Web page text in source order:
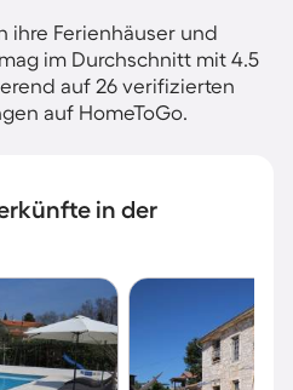
ihre Ferienhäuser und
im Durchschnitt mit 4.5
auf 26 verifizierten
auf HomeToGo.
in der